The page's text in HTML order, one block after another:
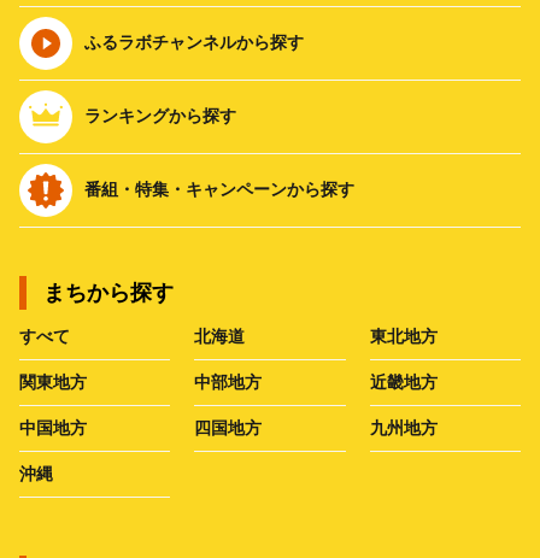
ふるラボチャンネルから探す
ランキングから探す
番組・特集・キャンペーンから探す
まちから探す
すべて 北海道 東北地方
関東地方 中部地方 近畿地方
中国地方 四国地方 九州地方
沖縄